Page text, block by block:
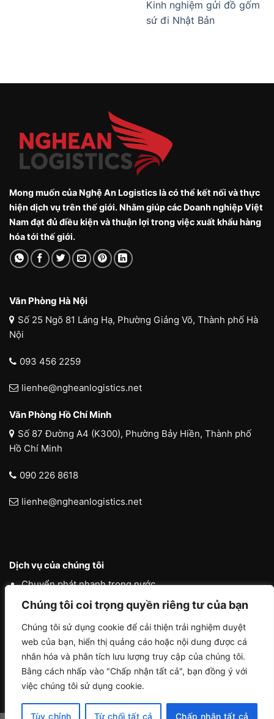
Chúng tôi coi trọng quyền riêng tư của bạn
Chúng tôi sử dụng cookie để cải thiện trải nghiệm duyệt
web của bạn, hiển thị quảng cáo hoặc nội dung được cá
nhân hóa và phân tích lưu lượng truy cập của chúng tôi.
Bằng cách nhấp vào "Chấp nhận tất cả", bạn đồng ý với
việc chúng tôi sử dụng cookie.
Tùy chỉnh Từ chối tất cả Chấp nhận tất cả
Kinh nghiệm gửi đồ gốm
sứ đi Nhật Bản
Mong muốn của Nghệ An Logistics là có thể kết nối và thực
hiện dịch vụ trên thế giới. Nhằm giúp các Doanh nghiệp Việt
Nam đạt đủ điều kiện và thuận lợi trong việc xuất khẩu hàng
hóa tới thế giới.
Văn Phòng Hà Nội
Số 25 Ngõ 81 Láng Hạ, Phường Giảng Võ, Thành phố Hà
Nội
093 456 2259
lienhe@ngheanlogistics.net
Văn Phòng Hồ Chí Minh
Số 87 Đường A4 (K300), Phường Bảy Hiền, Thành phố
Hồ Chí Minh
090 226 8618
lienhe@ngheanlogistics.net
Dịch vụ của chúng tôi
Chuyển phát nhanh trong nước
Chuyển phát nhanh quốc tế
Liên vận quốc tế
Logistics vận tải nội địa